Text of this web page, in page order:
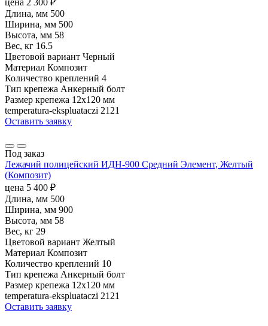
цена 2 300 ₽
Длина, мм 500
Ширина, мм 500
Высота, мм 58
Вес, кг 16.5
Цветовой вариант Черный
Материал Композит
Количество креплений 4
Тип крепежа Анкерный болт
Размер крепежа 12х120 мм
temperatura-ekspluataczi 2121
Оставить заявку
Под заказ
Лежачий полицейский ИДН-900 Средний Элемент, Желтый
(Композит)
цена 5 400 ₽
Длина, мм 500
Ширина, мм 900
Высота, мм 58
Вес, кг 29
Цветовой вариант Желтый
Материал Композит
Количество креплений 10
Тип крепежа Анкерный болт
Размер крепежа 12х120 мм
temperatura-ekspluataczi 2121
Оставить заявку